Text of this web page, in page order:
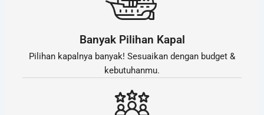
Banyak Pilihan Kapal
Pilihan kapalnya banyak! Sesuaikan dengan budget &
kebutuhanmu.